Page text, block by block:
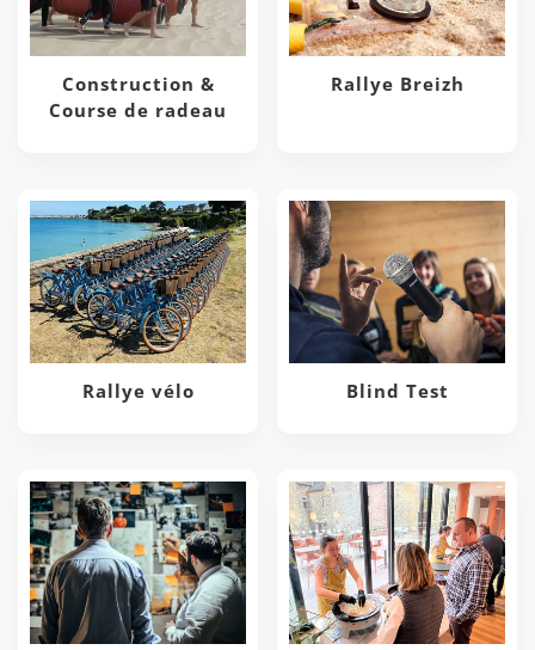
Construction &
Course de radeau
Rallye Breizh
Rallye vélo Blind Test